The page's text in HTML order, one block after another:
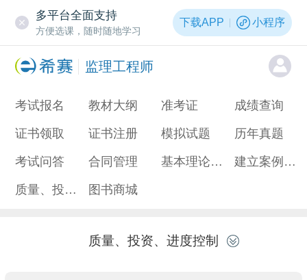
多平台全面支持
方便选课，随时随地学习
下载APP 小程序
监理工程师
考试报名 教材大纲 准考证 成绩查询
证书领取 证书注册 模拟试题 历年真题
考试问答 合同管理 基本理论和法规 建立案例分析
质量、投资、进度控制 图书商城
质量、投资、进度控制